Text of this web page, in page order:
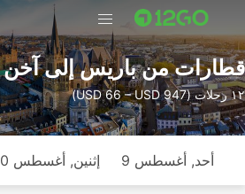
قطارات من باريس إلى آخن
١٢ رحلات (USD 66 – USD 947)
أحد, أغسطس 9 إثنين, أغسطس 10